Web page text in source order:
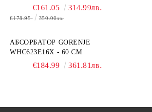
€161.05 314.99лв.
€178.95 350.00лв.
АБСОРБАТОР GORENJE
WHC623E16X - 60 СМ
€184.99 361.81лв.